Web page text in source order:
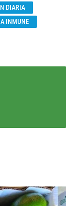
DIARIA
INMUNE